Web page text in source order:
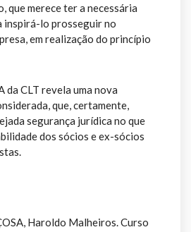
que merece ter a necessária
inspirá-lo prosseguir no
em realização do princípio
da CLT revela uma nova
que, certamente,
segurança jurídica no que
dos sócios e ex-sócios
Haroldo Malheiros. Curso